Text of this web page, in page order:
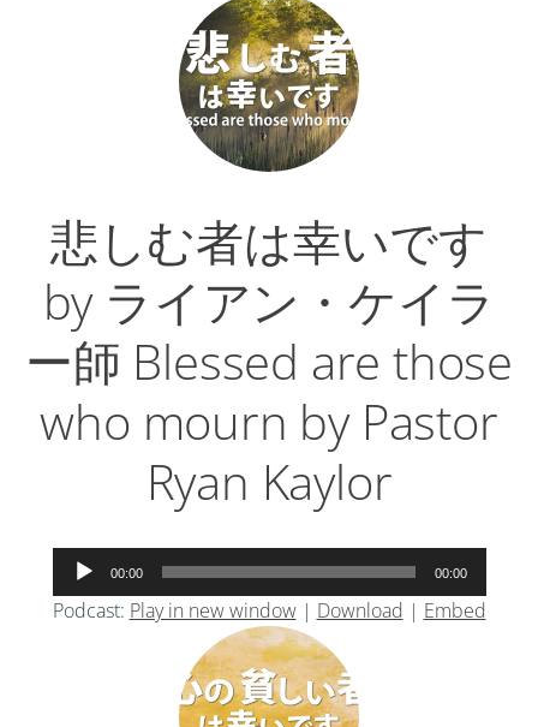
悲しむ者は幸いです
by ライアン・ケイラ
ー師 Blessed are those
who mourn by Pastor
Ryan Kaylor
声
プ
00:00 00:00
Podcast: Play in new window| Download | Embed